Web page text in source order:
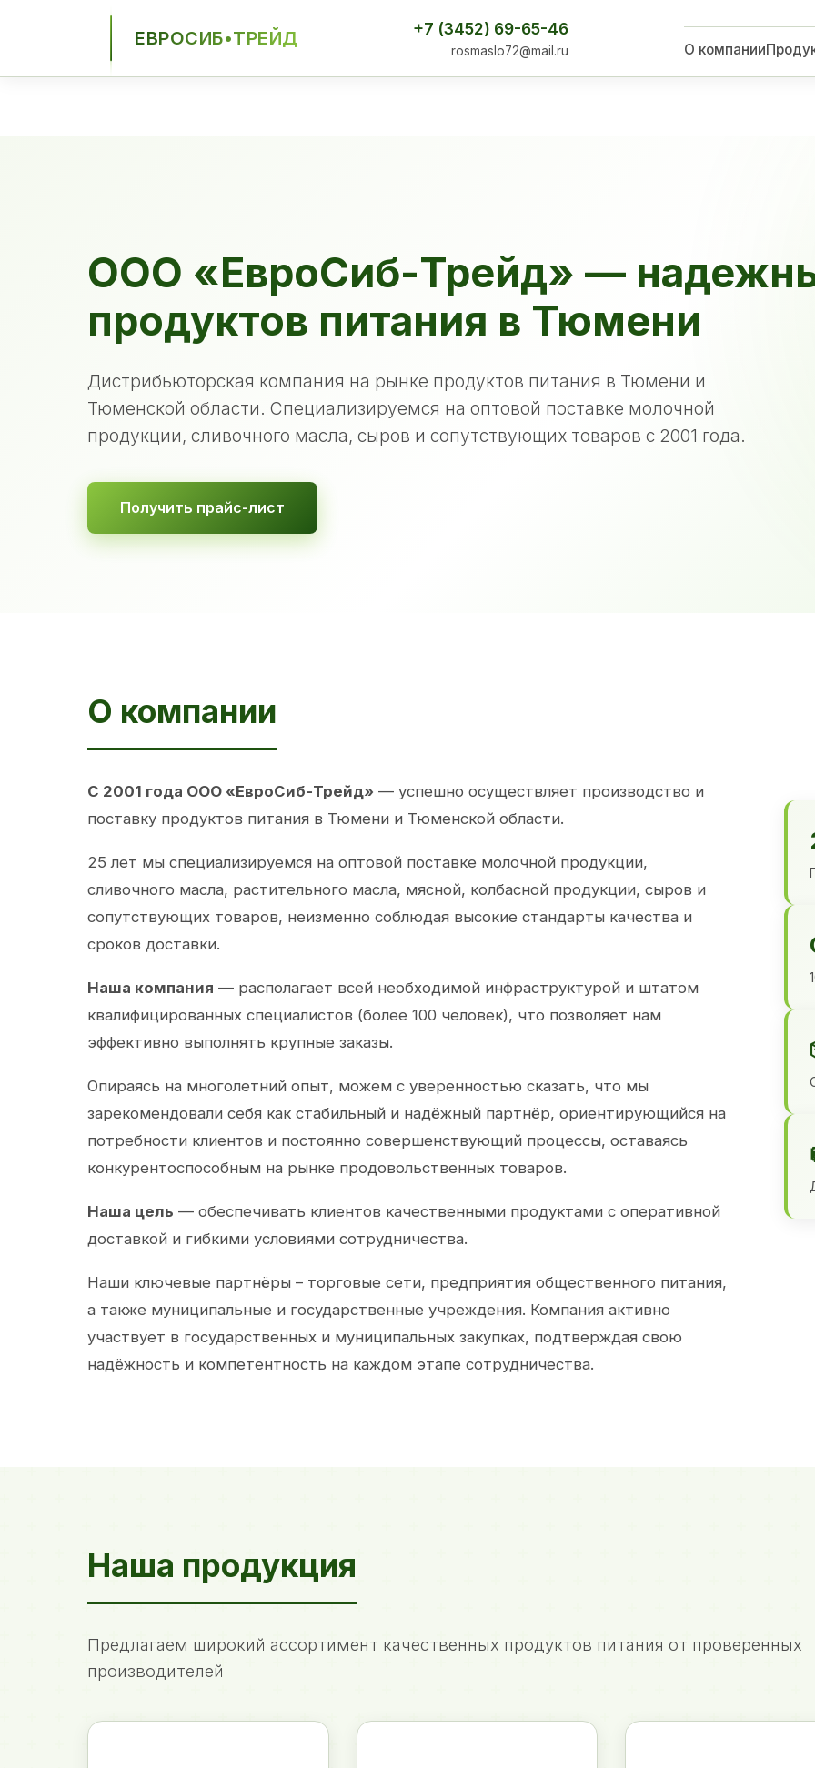
ЕВРОСИБ•ТРЕЙД +7 (3452) 69-65-46
rosmaslo72@mail.ru О компании
ООО «ЕвроСиб-Трейд» —
продуктов питания в Тюмени
Дистрибьюторская компания на рынке продуктов питания в Тюмени и
Тюменской области. Специализируемся на оптовой поставке молочной
продукции, сливочного масла, сыров и сопутствующих товаров с 2001 года.
Получить прайс-лист
О компании
С 2001 года ООО «ЕвроСиб-Трейд» — успешно осуществляет производство и
поставку продуктов питания в Тюмени и Тюменской области.
25 лет мы специализируемся на оптовой поставке молочной продукции,
сливочного масла, растительного масла, мясной, колбасной продукции, сыров и
сопутствующих товаров, неизменно соблюдая высокие стандарты качества и
сроков доставки.
Наша компания — располагает всей необходимой инфраструктурой и штатом
квалифицированных специалистов (более 100 человек), что позволяет нам
эффективно выполнять крупные заказы.
Опираясь на многолетний опыт, можем с уверенностью сказать, что мы
зарекомендовали себя как стабильный и надёжный партнёр, ориентирующийся на
потребности клиентов и постоянно совершенствующий процессы, оставаясь
конкурентоспособным на рынке продовольственных товаров.
Наша цель — обеспечивать клиентов качественными продуктами с оперативной
доставкой и гибкими условиями сотрудничества.
Наши ключевые партнёры – торговые сети, предприятия общественного питания,
а также муниципальные и государственные учреждения. Компания активно
участвует в государственных и муниципальных закупках, подтверждая свою
надёжность и компетентность на каждом этапе сотрудничества.
Наша продукция
Предлагаем широкий ассортимент качественных продуктов питания от проверенных
производителей